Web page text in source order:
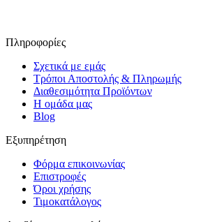
Πληροφορίες
Σχετικά με εμάς
Τρόποι Αποστολής & Πληρωμής
Διαθεσιμότητα Προϊόντων
Η ομάδα μας
Blog
Εξυπηρέτηση
Φόρμα επικοινωνίας
Επιστροφές
Όροι χρήσης
Τιμοκατάλογος